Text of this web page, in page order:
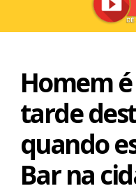
Homem
tarde
quando
Bar na